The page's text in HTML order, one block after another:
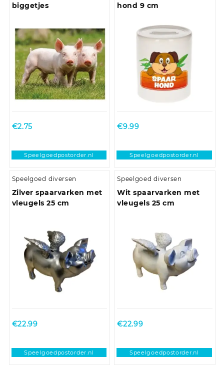
biggetjes
€2.75
Speelgoedpostorder.nl
hond 9 cm
€9.99
Speelgoedpostorder.nl
Speelgoed diversen
Zilver spaarvarken met
vleugels 25 cm
€22.99
Speelgoedpostorder.nl
Speelgoed diversen
Wit spaarvarken met
vleugels 25 cm
€22.99
Speelgoedpostorder.nl